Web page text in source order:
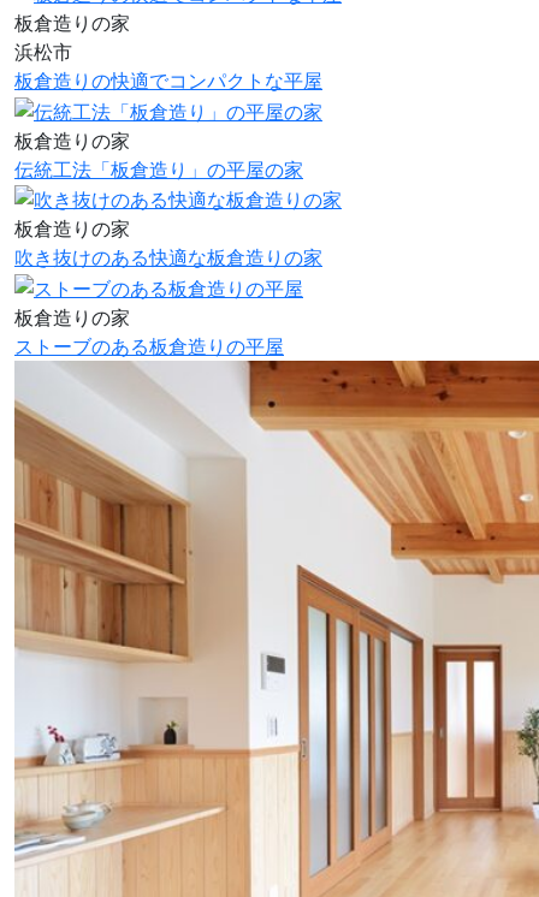
板倉造りの家
浜松市
板倉造りの快適でコンパクトな平屋
板倉造りの家
伝統工法「板倉造り」の平屋の家
板倉造りの家
吹き抜けのある快適な板倉造りの家
板倉造りの家
ストーブのある板倉造りの平屋